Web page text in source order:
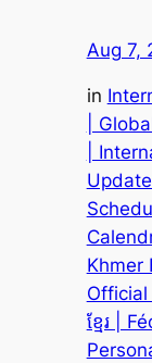
Aug 7,
in
|
|
Khmer
ខ្មែរ |